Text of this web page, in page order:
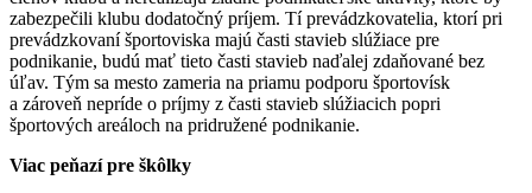
zabezpečili klubu dodatočný príjem. Tí prevádzkovatelia, ktorí pri
prevádzkovaní športoviska majú časti stavieb slúžiace pre
podnikanie, budú mať tieto časti stavieb naďalej zdaňované bez
úľav. Tým sa mesto zameria na priamu podporu športovísk
a zároveň nepríde o príjmy z časti stavieb slúžiacich popri
športových areáloch na pridružené podnikanie.
Viac peňazí pre škôlky